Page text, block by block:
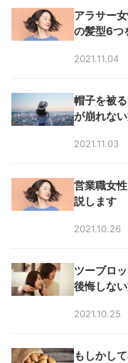
アラサー
の髪型6つ
2021.11.04
帽子を被
が崩れな
2021.11.03
営業職女
説します
2021.10.26
ツーブロ
後悔しな
2021.10.25
もしかし